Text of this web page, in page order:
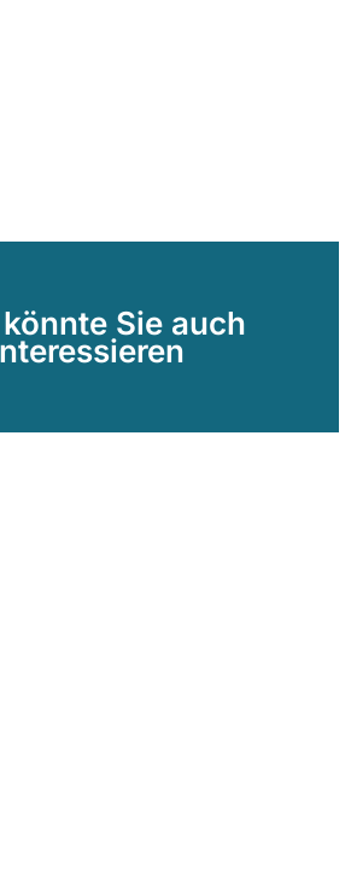
Sie auch